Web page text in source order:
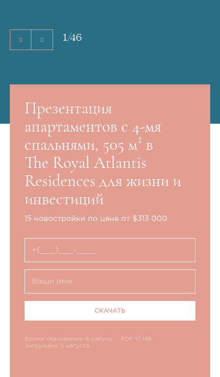
1/46
Презентация
апартаментов с 4-мя
спальнями, 505 м² в
The Royal Atlantis
Residences для жизни и
инвестиций
15 новостройки по цене от $313 000
СКАЧАТЬ
Время скачивания: 6 секунд
PDF 13 MB
Загружено 5 августа